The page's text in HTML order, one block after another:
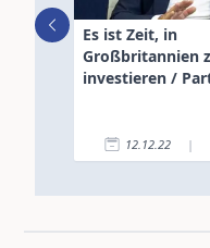
Es ist Zeit, in
Großbritannien
investieren /
12.12.22 |